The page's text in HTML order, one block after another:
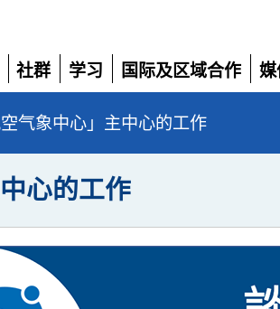
社群
展
开
学习
展
开
国际及区域合作
展
开
媒
展
气象中心」主中心的工作
心的工作